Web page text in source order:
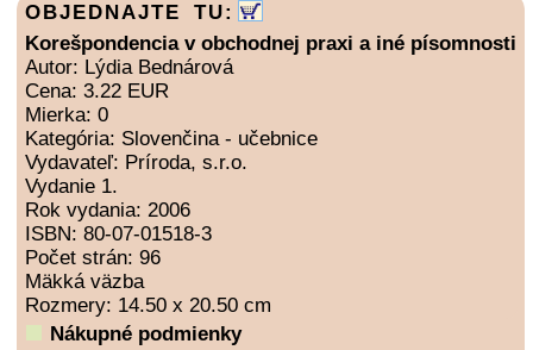
OBJEDNAJTE TU:
Korešpondencia v obchodnej praxi a iné písomnosti
Autor: Lýdia Bednárová
Cena: 3.22 EUR
Mierka: 0
Kategória: Slovenčina - učebnice
Vydavateľ: Príroda, s.r.o.
Vydanie 1.
Rok vydania: 2006
ISBN: 80-07-01518-3
Počet strán: 96
Mäkká väzba
Rozmery: 14.50 x 20.50 cm
Nákupné podmienky